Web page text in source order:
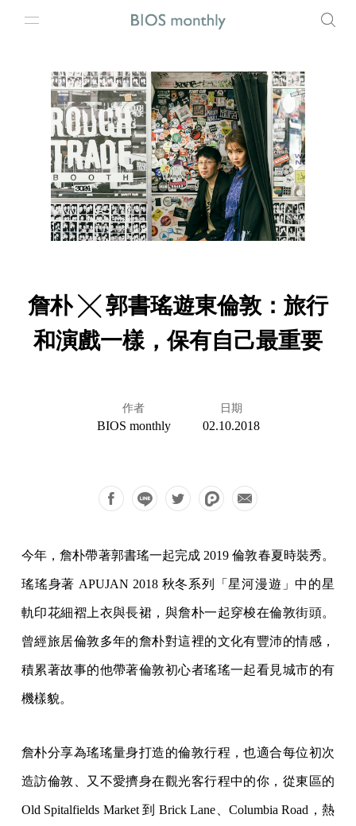
詹朴 ╳ 郭書瑤遊東倫敦：旅行
和演戲一樣，保有自己最重要
作者
BIOS monthly
日期
02.10.2018
今年，詹朴帶著郭書瑤一起完成 2019 倫敦春夏時裝秀。
瑤瑤身著 APUJAN 2018 秋冬系列「星河漫遊」中的星
軌印花細褶上衣與長裙，與詹朴一起穿梭在倫敦街頭。
曾經旅居倫敦多年的詹朴對這裡的文化有豐沛的情感，
積累著故事的他帶著倫敦初心者瑤瑤一起看見城市的有
機樣貌。
詹朴分享為瑤瑤量身打造的倫敦行程，也適合每位初次
造訪倫敦、又不愛擠身在觀光客行程中的你，從東區的
Old Spitalfields Market 到 Brick Lane、Columbia Road，熱